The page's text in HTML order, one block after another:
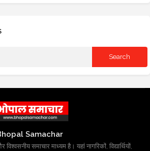
Samachar
समाचार माध्यम है। यहां नागरिकों, विद्यार्थियों,